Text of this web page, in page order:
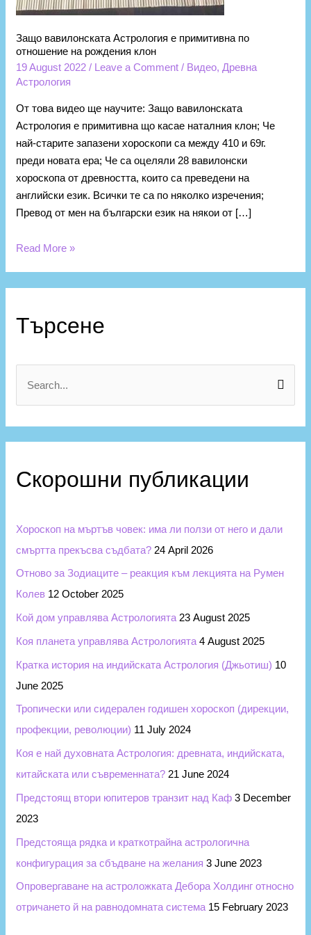
Защо вавилонската Астрология е примитивна по
отношение на рождения клон
19 August 2022/ Leave a Comment / Видео, Древна
Астрология
От това видео ще научите: Защо вавилонската
Астрология е примитивна що касае наталния клон; Че
най-старите запазени хороскопи са между 410 и 69г.
преди новата ера; Че са оцеляли 28 вавилонски
хороскопа от древността, които са преведени на
английски език. Всички те са по няколко изречения;
Превод от мен на български език на някои от […]
Read More »
Търсене
e
a
c
o
r
:
Скорошни публикации
Хороскоп на мъртъв човек: има ли ползи от него и дали
смъртта прекъсва съдбата? 24 April 2026
Отново за Зодиаците – реакция към лекцията на Румен
Колев 12 October 2025
Кой дом управлява Астрологията 23 August 2025
Коя планета управлява Астрологията 4 August 2025
Кратка история на индийската Астрология (Джьотиш) 10
June 2025
Тропически или сидерален годишен хороскоп (дирекции,
профекции, революции) 11 July 2024
Коя е най духовната Астрология: древната, индийската,
китайската или съвременната? 21 June 2024
Предстоящ втори юпитеров транзит над Каф 3 December
2023
Предстояща рядка и краткотрайна астрологична
конфигурация за сбъдване на желания 3 June 2023
Опровергаване на астроложката Дебора Холдинг относно
отричането й на равнодомната система 15 February 2023
а
и